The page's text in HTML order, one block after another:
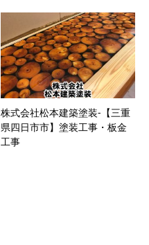
株式会社松本建築塗装-【三重
県四日市市】塗装工事・板金
工事